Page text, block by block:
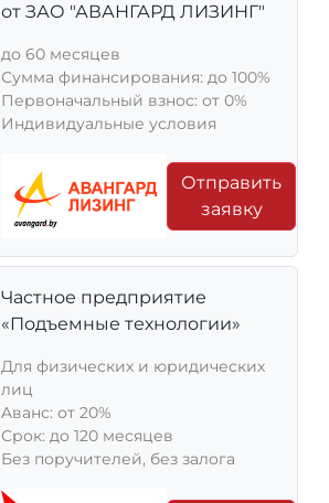
от ЗАО "АВАНГАРД ЛИЗИНГ"
до 60 месяцев
Сумма финансирования: до 100%
Первоначальный взнос: от 0%
Индивидуальные условия
Отправить
заявку
Частное предприятие
«Подъемные технологии»
Для физических и юридических
лиц
Aванс: от 20%
Срок: до 120 месяцев
Без поручителей, без залога